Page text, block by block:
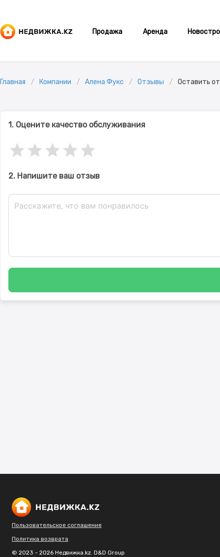
Продажа Аренда
Главная Компании Алена Фукс Отзывы Оставить
1. Оцените качество обслуживания
2. Напишите ваш отзыв
Пользовательское соглашение
Политика возврата
© 2023 - 2026 Недвижка.kz. D&D Group